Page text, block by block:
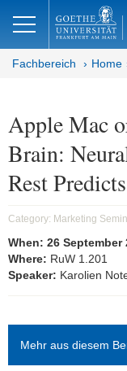
Fachbereich Home
Apple Mac
Brain:
Rest
Category: Marketing
When: 26 September
Where: RuW 1.201
Speaker: Karolien
Mehr aus diesem